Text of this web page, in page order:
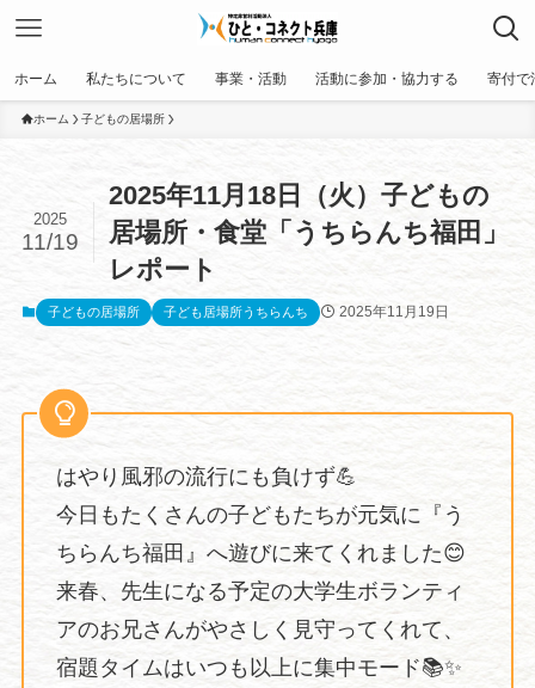
ホーム 私たちについて 事業・活動 活動に参加・協力する 寄付で
ホーム 子どもの居場所
2025年11月18日（火）子どもの
居場所・食堂「うちらんち福田」
レポート
2025
11/19
子どもの居場所 子ども居場所うちらんち 2025年11月19日
はやり風邪の流行にも負けず💪
今日もたくさんの子どもたちが元気に『う
ちらんち福田』へ遊びに来てくれました😊
来春、先生になる予定の大学生ボランティ
アのお兄さんがやさしく見守ってくれて、
宿題タイムはいつも以上に集中モード📚✨